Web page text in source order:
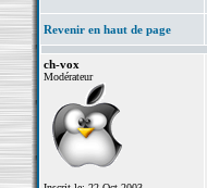
Revenir en haut de page
ch-vox
Modérateur